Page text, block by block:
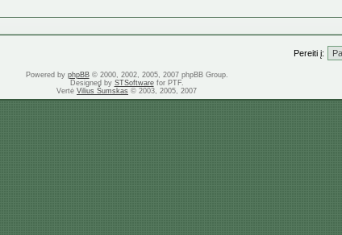
Pereiti į:
Powered by phpBB© 2000, 2002, 2005, 2007 phpBB Group.
Designed by STSoftwarefor PTF.
Vertė Vilius Šumskas © 2003, 2005, 2007